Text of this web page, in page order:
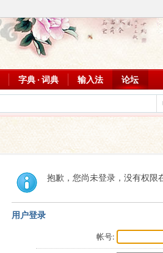
字典 · 词典 输入法 论坛
抱歉，您尚未登录，没有权限
用户登录
帐号: